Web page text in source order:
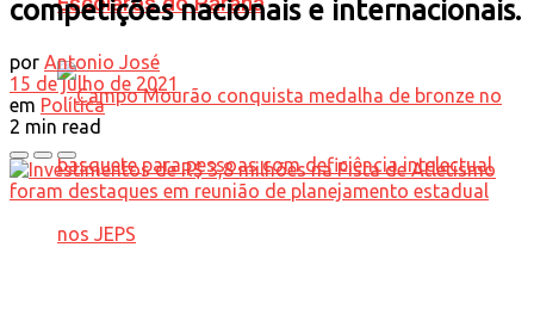
competições nacionais e internacionais.
por Antonio José
15 de julho de 2021
em Política
2 min read